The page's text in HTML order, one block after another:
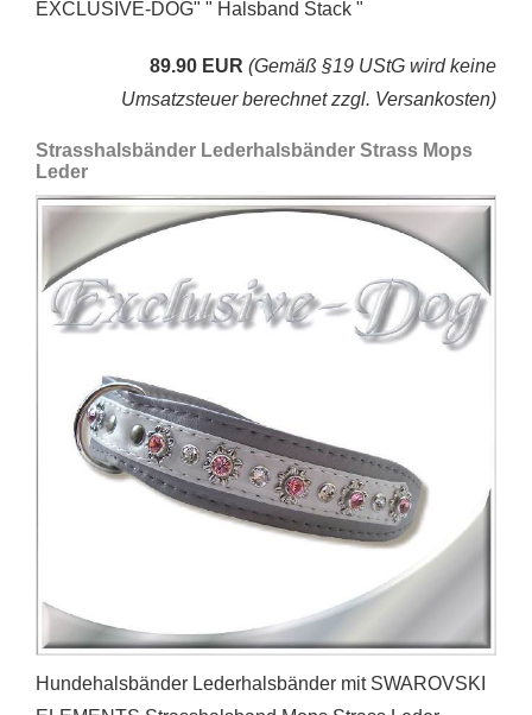
EXCLUSIVE-DOG" " Halsband Stack "
89.90 EUR (Gemäß §19 UStG wird keine
Umsatzsteuer berechnet zzgl. Versankosten)
Strasshalsbänder Lederhalsbänder Strass Mops
Leder
Hundehalsbänder Lederhalsbänder mit SWAROVSKI